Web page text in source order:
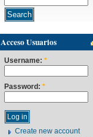
Acceso Usuarios
Username: *
Password: *
Create new account